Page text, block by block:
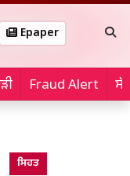
Epaper
Fraud Alert
ਸਿਹਤ